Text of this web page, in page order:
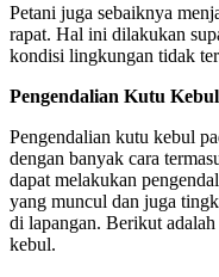
Petani juga sebaiknya
rapat. Hal ini dilakukan
kondisi lingkungan tidak
Pengendalian Kutu
Pengendalian kutu kebul
dengan banyak cara
dapat melakukan
yang muncul dan juga
di lapangan. Berikut
kebul.